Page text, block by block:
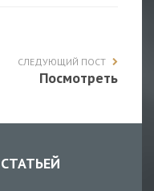
СЛЕДУЮЩИЙ ПОСТ
Посмотреть